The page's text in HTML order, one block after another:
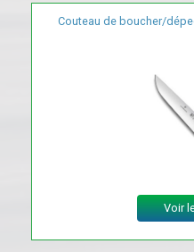
Couteau de boucher/
Voir